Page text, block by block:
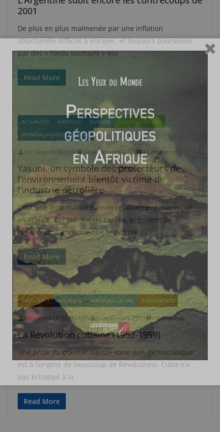
2001
De plus en plus malmenée par une inflation
structurelle difficile à enrayer, et toujours poursuivie
par des « fonds vautours » qui
Read More
ACTUALITÉS AMÉRIQUE ENERGIE
ENVIRONNEMENT
MONDIALISATION ET ENJEUX
Les Yeux du Monde 12 septembre 2013 0 Comments
Yasuni, un symbole des protecteurs de
l’environnement bientôt victime de
l’industrie pétrolière
C’est une information passée relativement inaperçue
en France. Cet été, Rafael Correa, président de
l’Equateur, a annoncé que le pétrole
Read More
1939 - 1973 AMÉRIQUE AMÉRIQUE LATINE EVÉNEMENTS
Alexandre LIEBERMANN 9 septembre 2013 1 Comment
La Révolution cubaine (1952-1959)
Une prise du pouvoir injuste voire non-démocratique
est à l’origine de beaucoup de Révolutions. Cuba n’a
pas échappé à la
Read More